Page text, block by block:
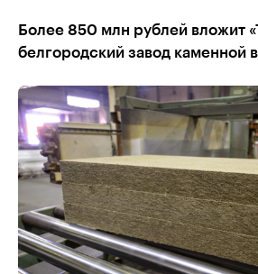
Более 850 млн рублей вложит
белгородский завод каменной